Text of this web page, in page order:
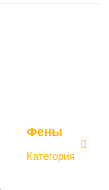
Фены
Категория